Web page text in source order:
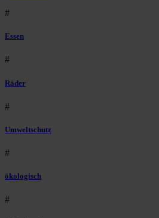
#
Essen
#
Räder
#
Umweltschutz
#
ökologisch
#